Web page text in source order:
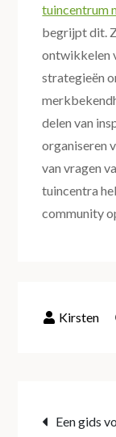
tuincentrum
begrijpt dit.
ontwikkelen
strategieën
delen van
organiseren
van vragen
tuincentra
community
Post
Een gids